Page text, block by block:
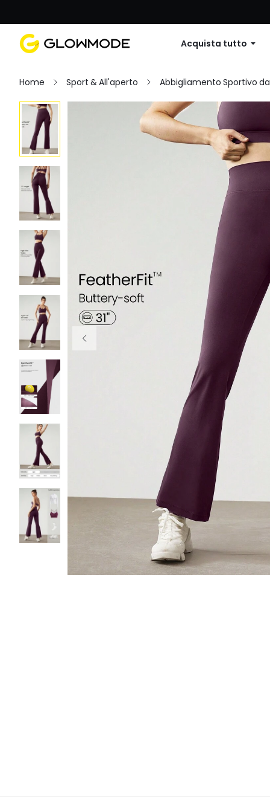
Acquista tutto
Home Sport & All'aperto Abbigliamento Sportivo